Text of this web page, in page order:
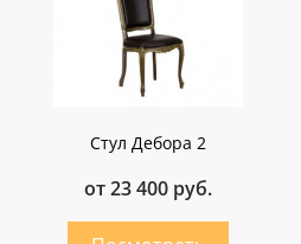
Стул Дебора 2
от 23 400 руб.